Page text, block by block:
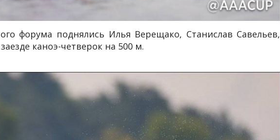
форума поднялись Илья Верещако, Станислав Савельев,
каноэ-четверок на 500 м.